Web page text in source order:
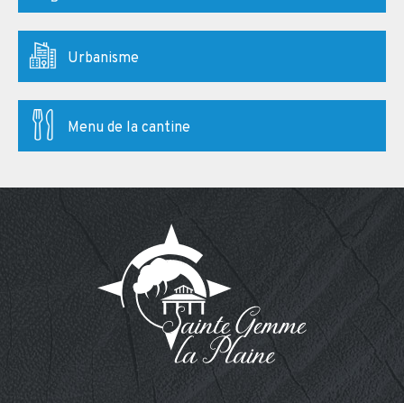
Urbanisme
Menu de la cantine